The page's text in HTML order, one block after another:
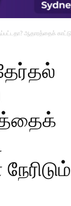
ஆதாரத்தைக்